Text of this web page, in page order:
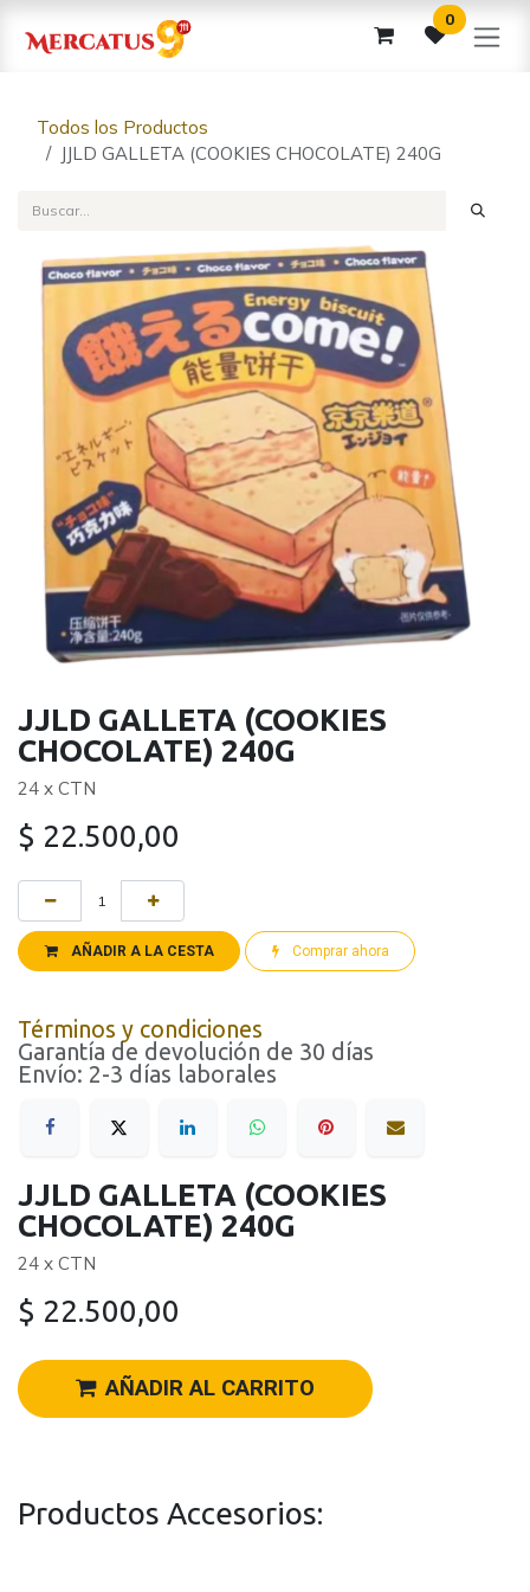
0
Todos los Productos
JJLD GALLETA (COOKIES CHOCOLATE) 240G
JJLD GALLETA (COOKIES
CHOCOLATE) 240G
24 x CTN
$ 22.500,00
AÑADIR A LA CESTA Comprar ahora
Términos y condiciones
Garantía de devolución de 30 días
Envío: 2-3 días laborales
JJLD GALLETA (COOKIES
CHOCOLATE) 240G
24 x CTN
$ 22.500,00
AÑADIR AL CARRITO
Productos Accesorios: